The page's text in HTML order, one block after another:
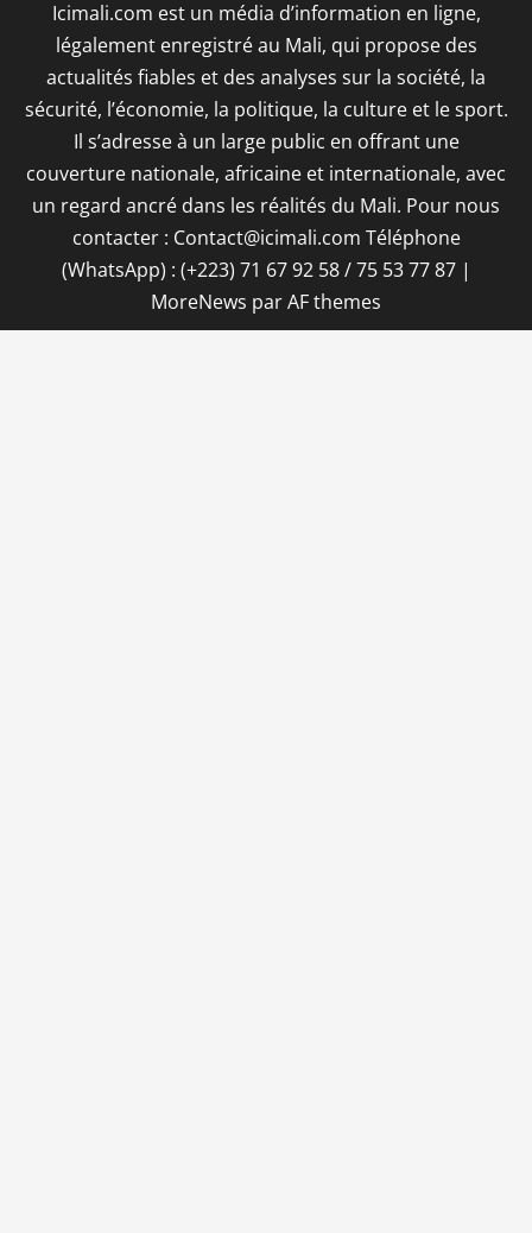
Icimali.com est un média d’information en ligne,
légalement enregistré au Mali, qui propose des
actualités fiables et des analyses sur la société, la
sécurité, l’économie, la politique, la culture et le sport.
Il s’adresse à un large public en offrant une
couverture nationale, africaine et internationale, avec
un regard ancré dans les réalités du Mali. Pour nous
contacter : Contact@icimali.com Téléphone
(WhatsApp) : (+223) 71 67 92 58 / 75 53 77 87 |
MoreNews par AF themes